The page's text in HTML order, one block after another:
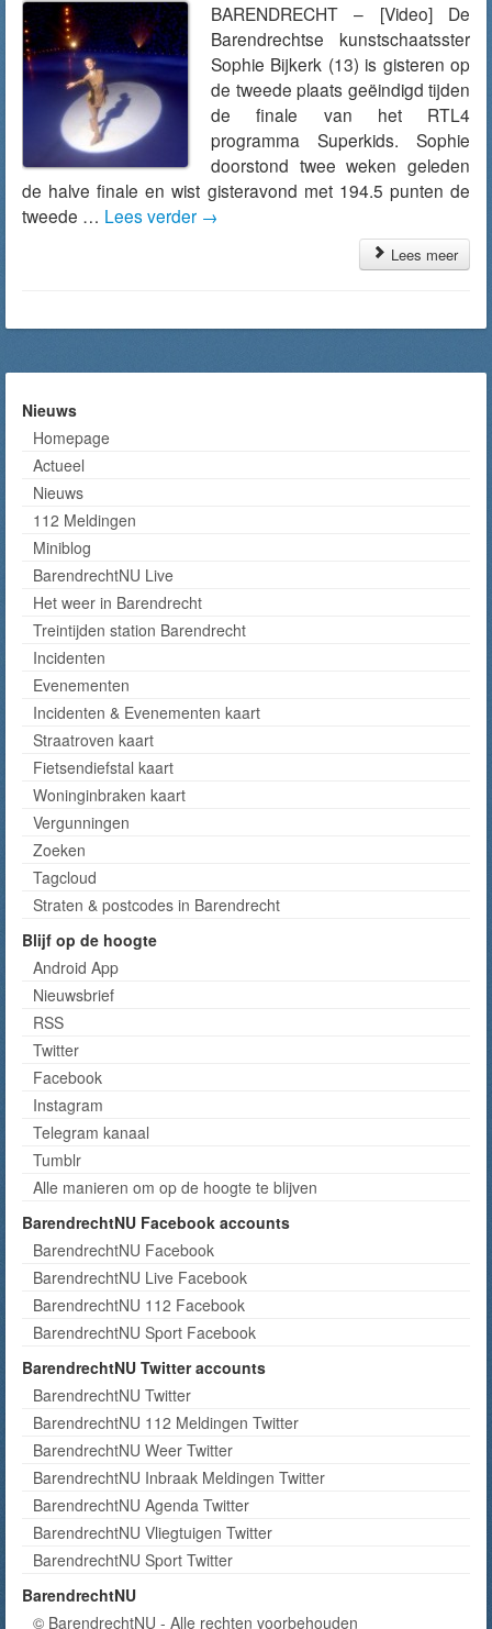
BARENDRECHT – [Video] De
Barendrechtse kunstschaatsster
Sophie Bijkerk (13) is gisteren op
de tweede plaats geëindigd tijden
de finale van het RTL4
programma Superkids. Sophie
doorstond twee weken geleden
de halve finale en wist gisteravond met 194.5 punten de
tweede … Lees verder →
Lees meer
Nieuws
Homepage
Actueel
Nieuws
112 Meldingen
Miniblog
BarendrechtNU Live
Het weer in Barendrecht
Treintijden station Barendrecht
Incidenten
Evenementen
Incidenten & Evenementen kaart
Straatroven kaart
Fietsendiefstal kaart
Woninginbraken kaart
Vergunningen
Zoeken
Tagcloud
Straten & postcodes in Barendrecht
Blijf op de hoogte
Android App
Nieuwsbrief
RSS
Twitter
Facebook
Instagram
Telegram kanaal
Tumblr
Alle manieren om op de hoogte te blijven
BarendrechtNU Facebook accounts
BarendrechtNU Facebook
BarendrechtNU Live Facebook
BarendrechtNU 112 Facebook
BarendrechtNU Sport Facebook
BarendrechtNU Twitter accounts
BarendrechtNU Twitter
BarendrechtNU 112 Meldingen Twitter
BarendrechtNU Weer Twitter
BarendrechtNU Inbraak Meldingen Twitter
BarendrechtNU Agenda Twitter
BarendrechtNU Vliegtuigen Twitter
BarendrechtNU Sport Twitter
BarendrechtNU
© BarendrechtNU - Alle rechten voorbehouden